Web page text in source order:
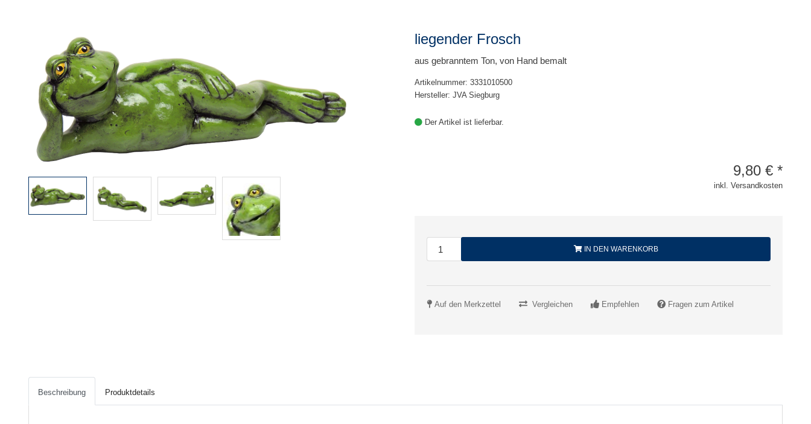
liegender Frosch
aus gebranntem Ton, von Hand bemalt
Artikelnummer: 3331010500
Hersteller: JVA Siegburg
Der Artikel ist lieferbar.
9,80 € *
inkl. Versandkosten
IN DEN WARENKORB
Auf den Merkzettel Vergleichen Empfehlen Fragen zum Artikel
Beschreibung Produktdetails